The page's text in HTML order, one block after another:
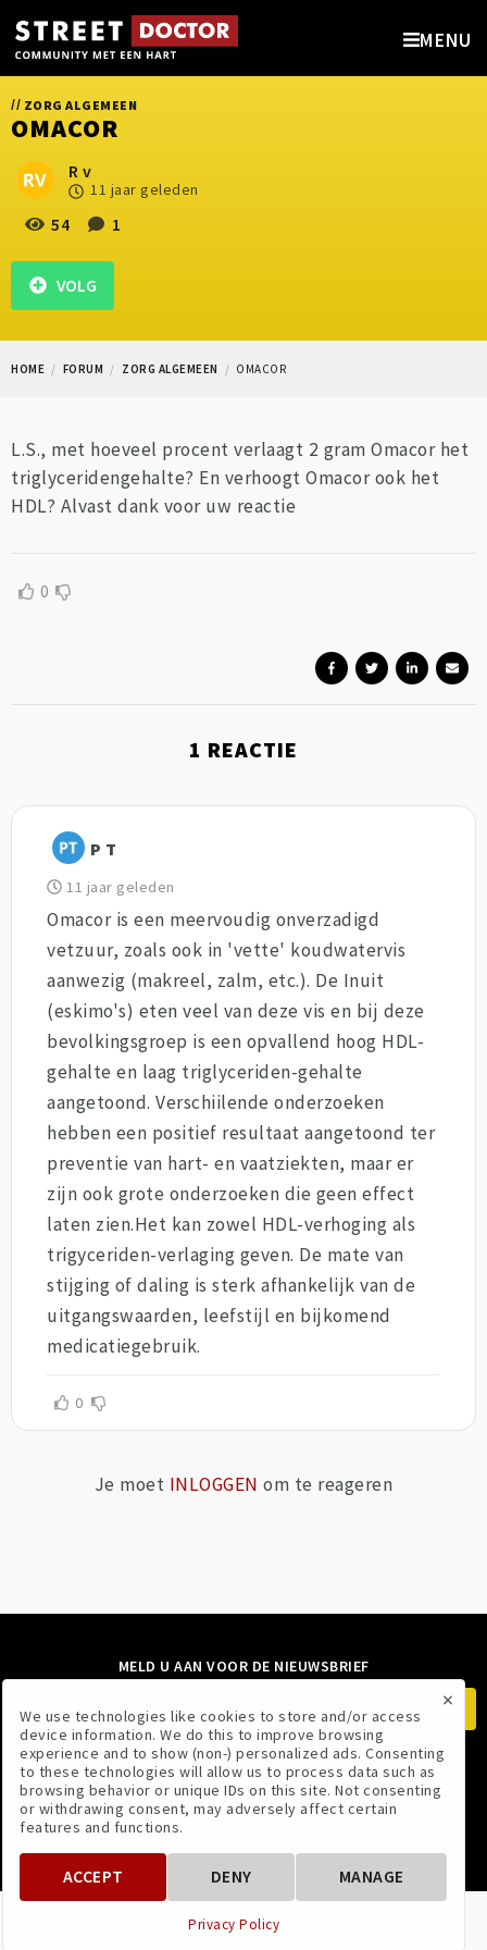
MENU
// ZORG ALGEMEEN
OMACOR
R v
11 jaar geleden
54 1
VOLG
HOME FORUM ZORG ALGEMEEN OMACOR
L.S., met hoeveel procent verlaagt 2 gram Omacor het
triglyceridengehalte? En verhoogt Omacor ook het
HDL? Alvast dank voor uw reactie
0
1 REACTIE
P T
11 jaar geleden
Omacor is een meervoudig onverzadigd
vetzuur, zoals ook in 'vette' koudwatervis
aanwezig (makreel, zalm, etc.). De Inuit
(eskimo's) eten veel van deze vis en bij deze
bevolkingsgroep is een opvallend hoog HDL-
gehalte en laag triglyceriden-gehalte
aangetoond. Verschiilende onderzoeken
hebben een positief resultaat aangetoond ter
preventie van hart- en vaatziekten, maar er
zijn ook grote onderzoeken die geen effect
laten zien.Het kan zowel HDL-verhoging als
trigyceriden-verlaging geven. De mate van
stijging of daling is sterk afhankelijk van de
uitgangswaarden, leefstijl en bijkomend
medicatiegebruik.
0
Je moet INLOGGEN om te reageren
MELD U AAN VOOR DE NIEUWSBRIEF
VOLG ONS
VOORWAARDEN PRIVACYBELEID
×
We use technologies like cookies to store and/or access
device information. We do this to improve browsing
experience and to show (non-) personalized ads. Consenting
to these technologies will allow us to process data such as
browsing behavior or unique IDs on this site. Not consenting
or withdrawing consent, may adversely affect certain
features and functions.
ACCEPT DENY MANAGE
Privacy Policy